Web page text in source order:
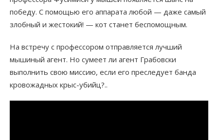
победу. С помощью его аппарата любой — даже самый
злобный и жестокий! — кот станет беспомощным.
На встречу с профессором отправляется лучший
мышиный агент. Но сумеет ли агент Грабовски
выполнить свою миссию, если его преследует банда
кровожадных крыс-убийц?..